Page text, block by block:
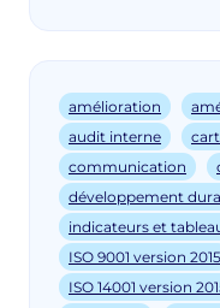
amélioration
audit interne
communication
développement
indicateurs et
ISO 9001 version 2015
ISO 14001 version